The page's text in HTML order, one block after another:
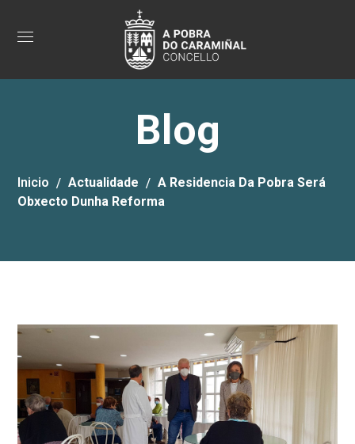
Blog
Inicio Actualidade
A Residencia Da Pobra Será
Obxecto Dunha Reforma